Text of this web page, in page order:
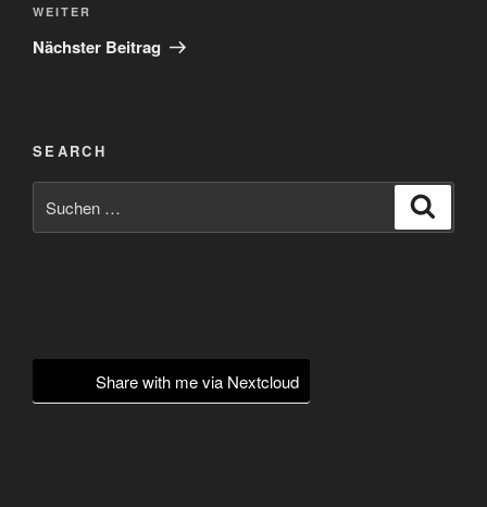
Nächster
Beitrag
WEITER
Nächster Beitrag
SEARCH
nach:
Share with me via Nextcloud